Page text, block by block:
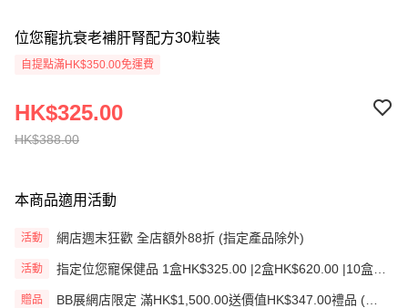
位您寵抗衰老補肝腎配方30粒裝
自提點滿HK$350.00免運費
HK$388.00
HK$325.00
本商品適用活動
活動 網店週末狂歡 全店額外88折 (指定產品除外)
活動
指定位您寵保健品 1盒HK$325.00 |2盒HK$620.00 |10盒
贈品
BB展網店限定 滿HK$1,500.00送價值HK$347.00禮品 (贈